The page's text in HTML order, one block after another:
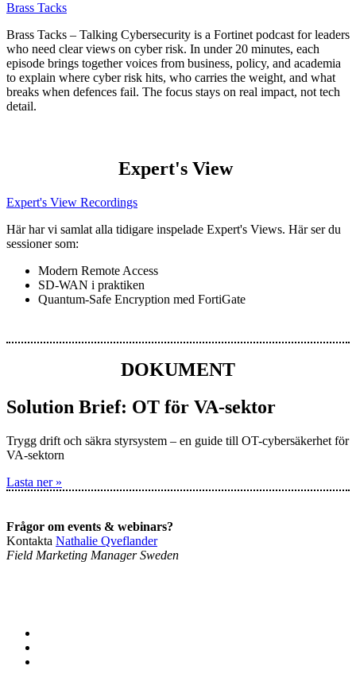
Brass Tacks
Brass Tacks – Talking Cybersecurity is a Fortinet podcast for leaders
who need clear views on cyber risk. In under 20 minutes, each
episode brings together voices from business, policy, and academia
to explain where cyber risk hits, who carries the weight, and what
breaks when defences fail. The focus stays on real impact, not tech
detail.
Expert's View
Expert's View Recordings
Här har vi samlat alla tidigare inspelade Expert's Views. Här ser du
sessioner som:
Modern Remote Access
SD-WAN i praktiken
Quantum-Safe Encryption med FortiGate
DOKUMENT
Solution Brief: OT för VA-sektor
Trygg drift och säkra styrsystem – en guide till OT-cybersäkerhet för
VA-sektorn
Lasta ner »
Frågor om events & webinars?
Kontakta Nathalie Qveflander
Field Marketing Manager Sweden